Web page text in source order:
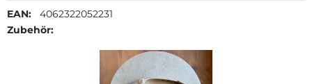
EAN:
4062322052231
Zubehör: